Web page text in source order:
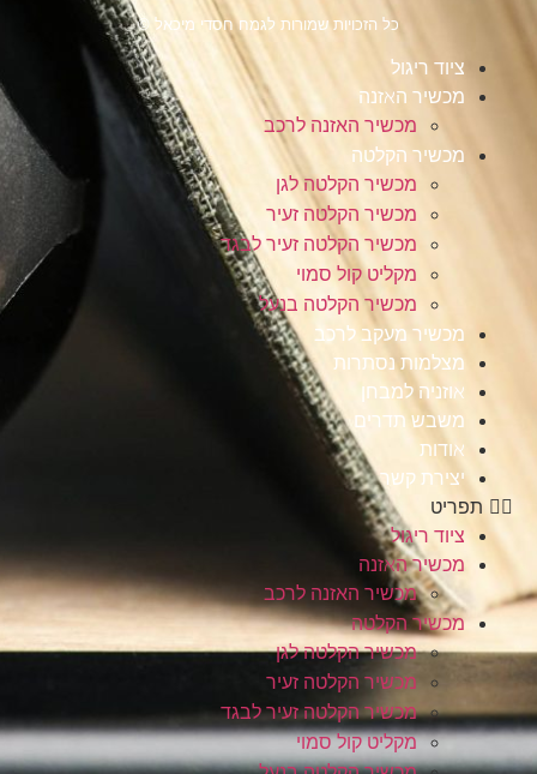
כל הזכויות שמורות לגמח חסדי מיכאל ©
ציוד ריגול
מכשיר האזנה
מכשיר האזנה לרכב
מכשיר הקלטה
מכשיר הקלטה לגן
מכשיר הקלטה זעיר
מכשיר הקלטה זעיר לבגד
מקליט קול סמוי
מכשיר הקלטה בנעל
מכשיר מעקב לרכב
מצלמות נסתרות
אוזניה למבחן
משבש תדרים
אודות
יצירת קשר
תפריט
ציוד ריגול
מכשיר האזנה
מכשיר האזנה לרכב
מכשיר הקלטה
מכשיר הקלטה לגן
מכשיר הקלטה זעיר
מכשיר הקלטה זעיר לבגד
מקליט קול סמוי